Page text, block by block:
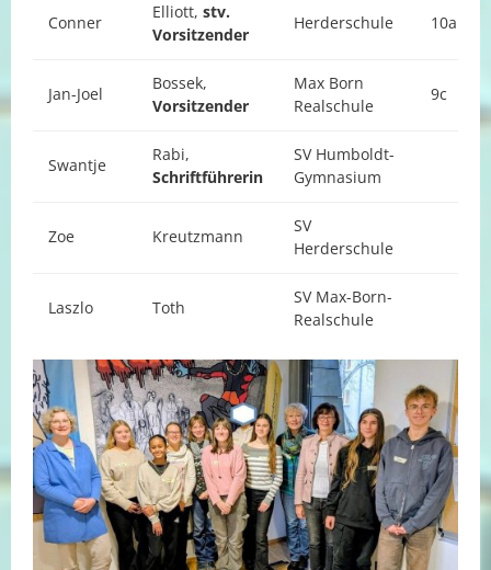
Conner
Elliott, stv.
Vorsitzender
Herderschule 10a
Jan-Joel
Bossek,
Vorsitzender
Max Born
Realschule
9c
Swantje
Rabi,
Schriftführerin
SV Humboldt-
Gymnasium
Zoe Kreutzmann
SV
Herderschule
Laszlo Toth
SV Max-Born-
Realschule